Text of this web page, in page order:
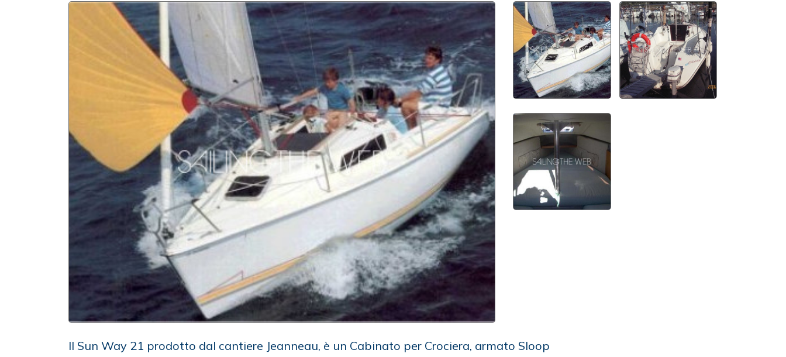
Il Sun Way 21 prodotto dal cantiere Jeanneau, è un Cabinato per Crociera, armato Sloop